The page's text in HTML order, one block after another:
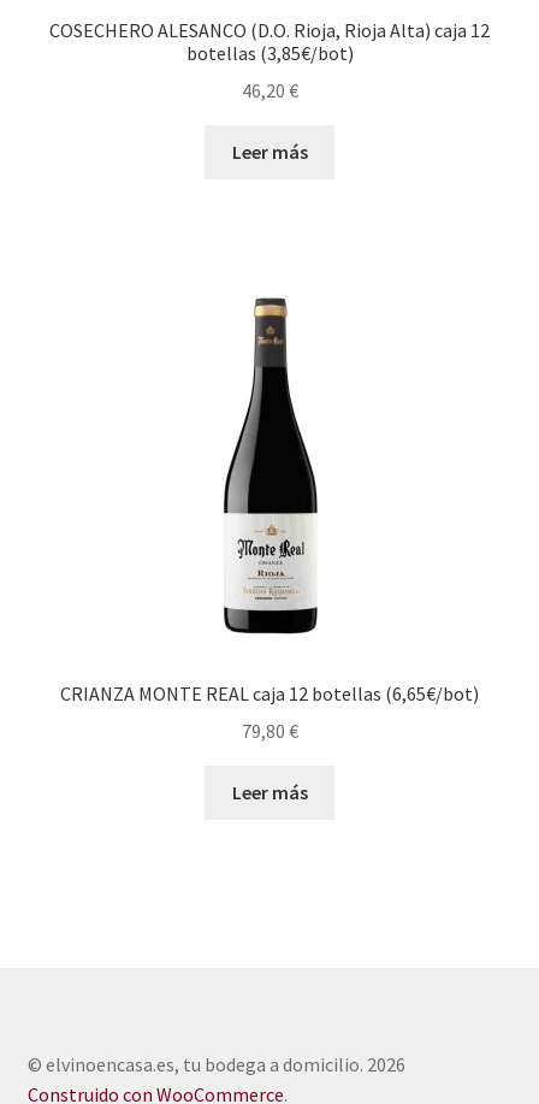
COSECHERO ALESANCO (D.O. Rioja, Rioja Alta) caja 12
botellas (3,85€/bot)
46,20 €
Leer más
CRIANZA MONTE REAL caja 12 botellas (6,65€/bot)
79,80 €
Leer más
© elvinoencasa.es, tu bodega a domicilio. 2026
Construido con WooCommerce.